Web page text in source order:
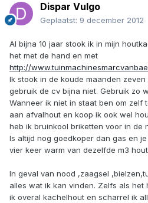
Dispar Vulgo
Geplaatst: 9 december 2012
Al bijna 10 jaar stook ik in mijn
het met de hand en met
http://
Ik stook in de koude maanden
gebruik de cv bijna niet. Gebruik zo
Wanneer ik niet in staat ben om zelf
aan afvalhout en koop ik ook wel
heb ik bruinkool briketten voor in de
Is altijd nog goedkoper dan gas en
vier keer warm van dezelfde m3
In geval van nood ,zaagsel
alles wat ik kan vinden. Zelfs als het
ik overal kachelhout en scharrel ik